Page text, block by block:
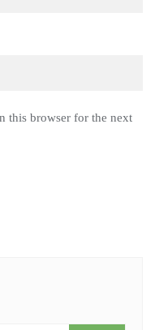
this browser for the next